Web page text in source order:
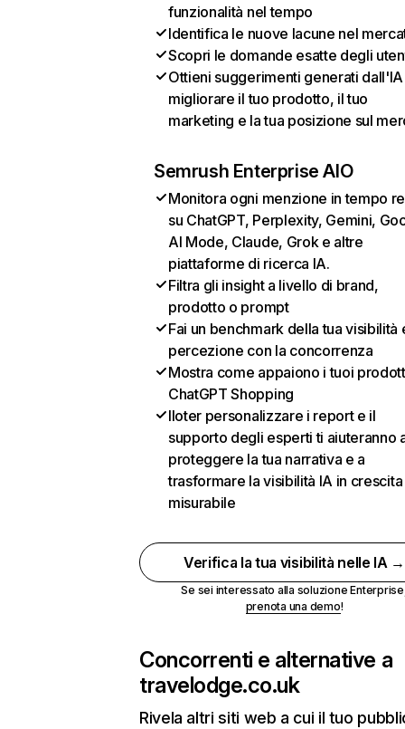
funzionalità nel tempo
Identifica le nuove lacune nel
Scopri le domande esatte degli
Ottieni suggerimenti generati
migliorare il tuo prodotto, il tuo
marketing e la tua posizione sul
Semrush Enterprise AIO
Monitora ogni menzione in tempo
su ChatGPT, Perplexity, Gemini,
AI Mode, Claude, Grok e altre
piattaforme di ricerca IA.
Filtra gli insight a livello di brand,
prodotto o prompt
Fai un benchmark della tua visibilità
percezione con la concorrenza
Mostra come appaiono i tuoi
ChatGPT Shopping
Iloter personalizzare i report e il
supporto degli esperti ti aiuteranno
proteggere la tua narrativa e a
trasformare la visibilità IA in crescita
misurabile
Verifica la tua visibilità nelle IA →
Se sei interessato alla soluzione
prenota una demo!
Concorrenti e alternative a
travelodge.co.uk
Rivela altri siti web a cui il tuo